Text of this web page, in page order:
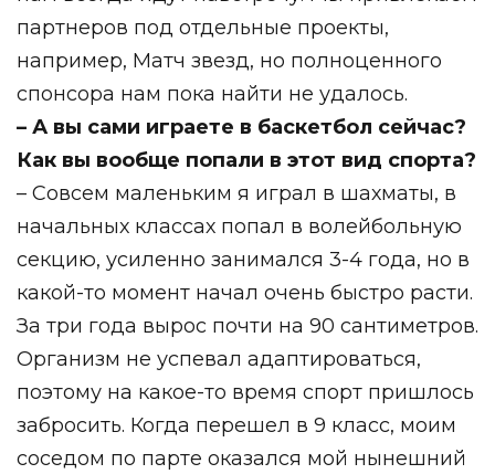
партнеров под отдельные проекты,
например, Матч звезд, но полноценного
спонсора нам пока найти не удалось.
– А вы сами играете в баскетбол сейчас?
Как вы вообще попали в этот вид спорта?
– Совсем маленьким я играл в шахматы, в
начальных классах попал в волейбольную
секцию, усиленно занимался 3-4 года, но в
какой-то момент начал очень быстро расти.
За три года вырос почти на 90 сантиметров.
Организм не успевал адаптироваться,
поэтому на какое-то время спорт пришлось
забросить. Когда перешел в 9 класс, моим
соседом по парте оказался мой нынешний